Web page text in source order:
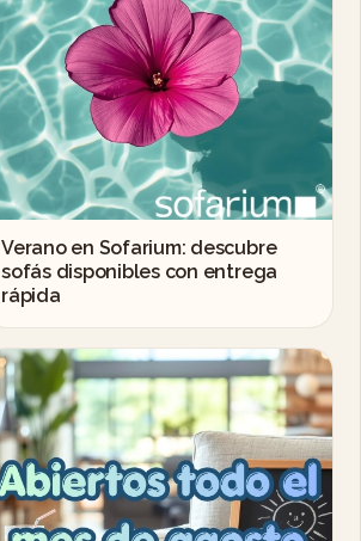
Verano en Sofarium: descubre
sofás disponibles con entrega
rápida